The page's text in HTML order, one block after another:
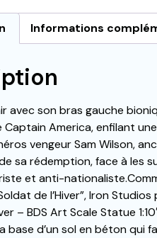
Informations
avec son bras gauche
Captain America, enfilant
vengeur Sam Wilson,
sa rédemption, face à les
et anti-
de l’Hiver”, Iron
– BDS Art Scale Statue
base d’un sol en béton qui